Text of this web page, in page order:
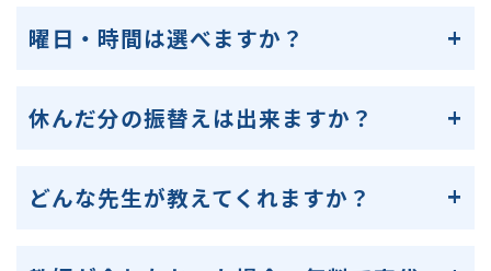
曜日・時間は選べますか？
休んだ分の振替えは出来ますか？
どんな先生が教えてくれますか？